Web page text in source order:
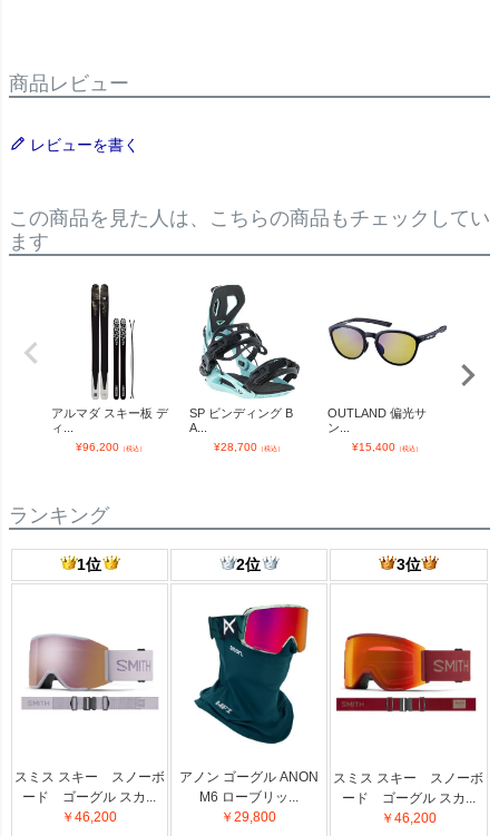
商品レビュー
レビューを書く
この商品を見た人は、こちらの商品もチェックしてい
ます
アルマダ スキー板 デ
ィ...
¥96,200 （税込）
SP ビンディング B
A...
¥28,700 （税込）
OUTLAND 偏光サ
ン...
¥15,400 （税込）
ランキング
1位 2位 3位
スミス スキー スノーボ
ード ゴーグル スカ...
￥46,200
アノン ゴーグル ANON
M6 ローブリッ...
￥29,800
スミス スキー スノーボ
ード ゴーグル スカ...
￥46,200